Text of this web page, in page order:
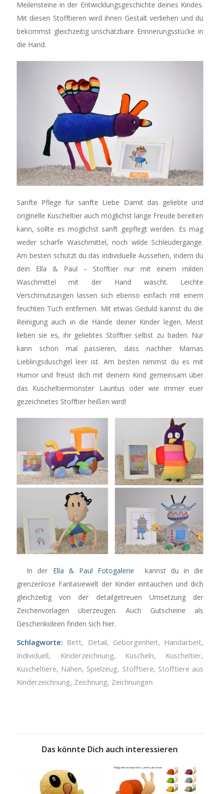
Meilensteine in der Entwicklungsgeschichte deines Kindes.
Mit diesen Stofftieren wird ihnen Gestalt verliehen und du
bekommst gleichzeitig unschätzbare Erinnerungsstücke in
die Hand.
Sanfte Pflege für sanfte Liebe Damit das geliebte und
originelle Kuscheltier auch möglichst lange Freude bereiten
kann, sollte es möglichst sanft gepflegt werden. Es mag
weder scharfe Waschmittel, noch wilde Schleudergänge.
Am besten schützt du das individuelle Aussehen, indem du
dein Ella & Paul – Stofftier nur mit einem milden
Waschmittel mit der Hand wäscht. Leichte
Verschmutzungen lassen sich ebenso einfach mit einem
feuchten Tuch entfernen. Mit etwas Geduld kannst du die
Reinigung auch in die Hände deiner Kinder legen. Meist
lieben sie es, ihr geliebtes Stofftier selbst zu baden. Nur
kann schon mal passieren, dass nachher Mamas
Lieblingsduschgel leer ist. Am besten nimmst du es mit
Humor und freust dich mit deinem Kind gemeinsam über
das Kuscheltiermonster Lauritus oder wie immer euer
gezeichnetes Stofftier heißen wird!
In der Ella & Paul Fotogalerie
kannst du in die
grenzenlose Fantasiewelt der Kinder eintauchen und dich
gleichzeitig von der detailgetreuen Umsetzung der
Zeichenvorlagen überzeugen. Auch Gutscheine als
Geschenkideen finden sich hier.
Schlagworte: Bett, Detail, Geborgenheit, Handarbeit,
Individuell, Kinderzeichnung, Kuscheln, Kuscheltier,
Kuscheltiere, Nähen, Spielzeug, Stofftiere, Stofftiere aus
Kinderzeichnung, Zeichnung, Zeichnungen
Das könnte Dich auch interessieren